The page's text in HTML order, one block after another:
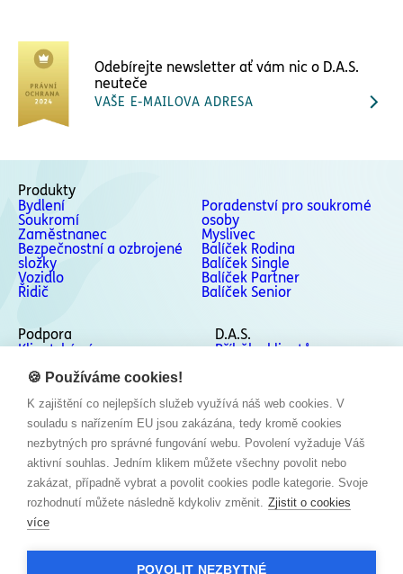
Odebírejte newsletter ať vám nic o D.A.S.
neuteče
VAŠE E-MAILOVA ADRESA
Produkty
Bydlení
Soukromí
Zaměstnanec
Bezpečnostní a ozbrojené
složky
Vozidlo
Řidič
Poradenství pro soukromé
osoby
Myslivec
Balíček Rodina
Balíček Single
Balíček Partner
Balíček Senior
Podpora
Klientská zóna
Odstoupení od smlouvy
D.A.S.
Příběhy klientů
Sociální sítě
Facebook
Instagram
LinkedIn
YouTube
🍪 Používáme cookies!
K zajištění co nejlepších služeb využívá náš web cookies. V
souladu s nařízením EU jsou zakázána, tedy kromě cookies
nezbytných pro správné fungování webu. Povolení vyžaduje Váš
aktivní souhlas. Jedním klikem můžete všechny povolit nebo
zakázat, případně vybrat a povolit cookies podle kategorie. Svoje
rozhodnutí můžete následně kdykoliv změnit. Zjistit o cookies
více
POVOLIT NEZBYTNÉ